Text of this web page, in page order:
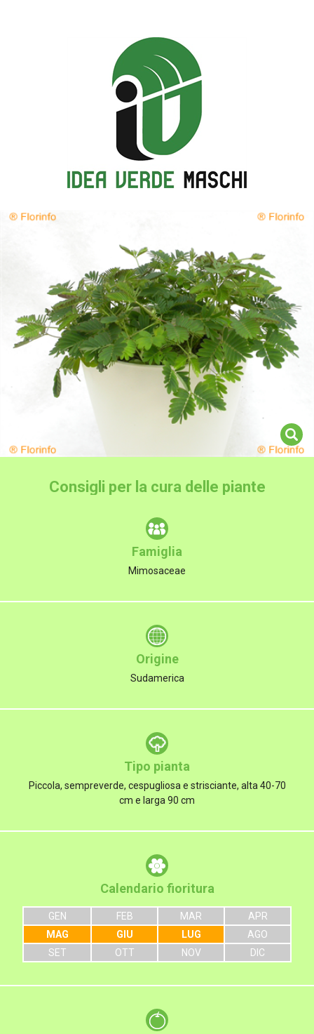
Consigli per la cura delle piante
Famiglia
Mimosaceae
Origine
Sudamerica
Tipo pianta
Piccola, sempreverde, cespugliosa e strisciante, alta 40-70
cm e larga 90 cm
Calendario fioritura
GEN FEB MAR
APR
MAG
GIU LUG
AGO
SET
OTT NOV DIC